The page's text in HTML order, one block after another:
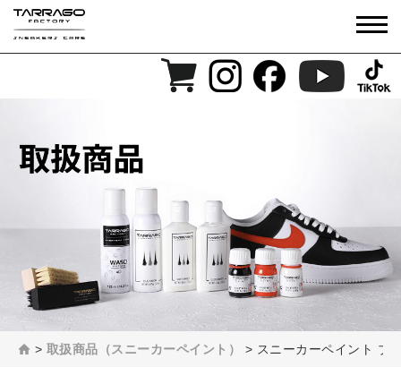
> 取扱商品（スニーカーペイント） > スニーカーペイント ブ